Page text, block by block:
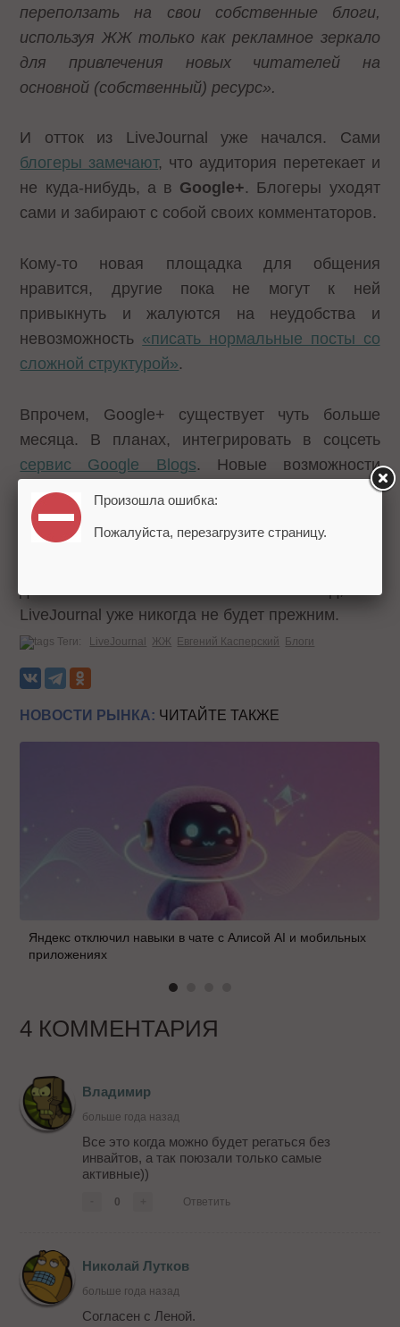
переползать на свои собственные блоги,
используя ЖЖ только как рекламное зеркало
для привлечения новых читателей на
основной (собственный) ресурс».
И отток из LiveJournal уже начался. Сами
блогеры замечают, что аудитория перетекает и
не куда-нибудь, а в Google+. Блогеры уходят
сами и забирают с собой своих комментаторов.
Кому-то новая площадка для общения
нравится, другие пока не могут к ней
привыкнуть и жалуются на неудобства и
невозможность «писать нормальные посты со
сложной структурой».
Впрочем, Google+ существует чуть больше
месяца. В планах, интегрировать в соцсеть
сервис Google Blogs. Новые возможности
привлекут блогеров и читателей. Вслед за
ними потянутся рекламодатели, которые на
данный момент обвиняют LiveJournal в
LiveJournal уже никогда не будет прежним.
Теги: LiveJournal ЖЖ Евгений Касперский Блоги
НОВОСТИ РЫНКА: ЧИТАЙТЕ ТАКЖЕ
Яндекс отключил навыки в чате с Алисой AI и мобильных
приложениях
4 КОММЕНТАРИЯ
Владимир
больше года назад
Все это когда можно будет регаться без
инвайтов, а так поюзали только самые
активные))
0 Ответить
Николай Лутков
больше года назад
Согласен с Леной.
Произошла ошибка:
Пожалуйста, перезагрузите страницу.